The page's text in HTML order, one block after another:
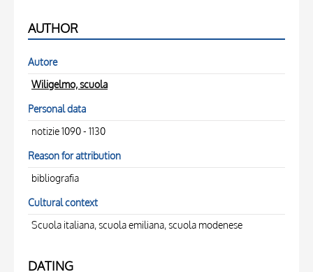
AUTHOR
Autore
Wiligelmo, scuola
Personal data
notizie 1090 - 1130
Reason for attribution
bibliografia
Cultural context
Scuola italiana, scuola emiliana, scuola modenese
DATING